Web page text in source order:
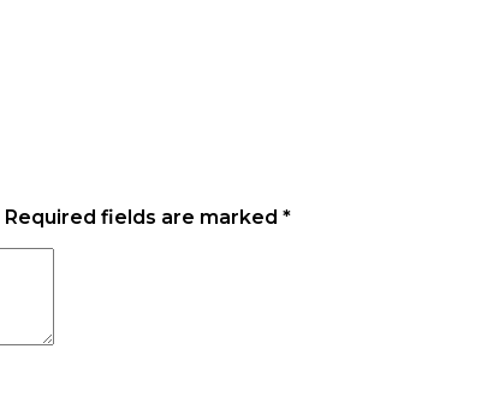
Required fields are marked *